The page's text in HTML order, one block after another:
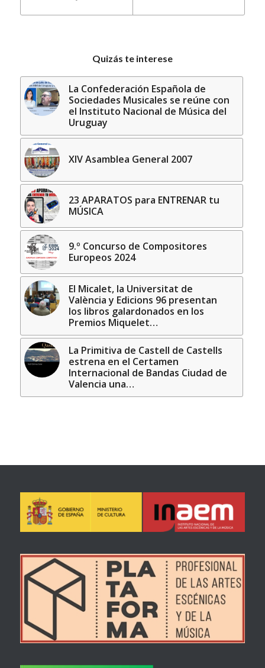
Quizás te interese
La Confederación Española de
Sociedades Musicales se reúne con
el Instituto Nacional de Música del
Uruguay
XIV Asamblea General 2007
23 APARATOS para ENTRENAR tu
MÚSICA
9.º Concurso de Compositores
Europeos 2024
El Micalet, la Universitat de
València y Edicions 96 presentan
los libros galardonados en los
Premios Miquelet…
La Primitiva de Castell de Castells
estrena en el Certamen
Internacional de Bandas Ciudad de
Valencia una…